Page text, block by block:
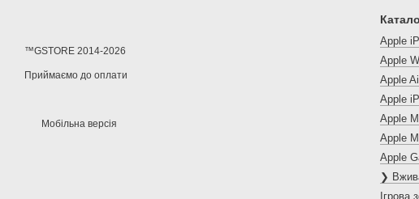
™GSTORE 2014-2026
Приймаємо до оплати
Мобільна версія
Apple
Apple
Apple
Apple
Apple
Apple
Apple
❯
Ігрова